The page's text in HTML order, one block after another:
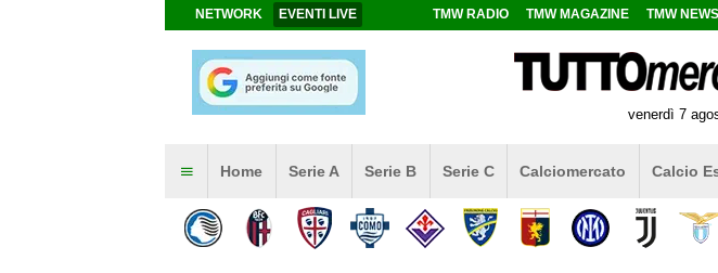
NETWORK EVENTI LIVE TMW RADIO TMW MAGAZINE TMW NEWS
venerdì 7
Home Serie A Serie B Serie C Calciomercato Calcio